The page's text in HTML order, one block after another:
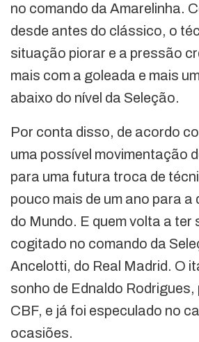
no comando da Amarelinha.
desde antes do clássico, o
situação piorar e a pressão
mais com a goleada e mais
abaixo do nível da Seleção.
Por conta disso, de acordo
uma possível movimentação
para uma futura troca de
pouco mais de um ano para a
do Mundo. E quem volta a ter
cogitado no comando da
Ancelotti, do Real Madrid. O
sonho de Ednaldo Rodrigues,
CBF, e já foi especulado no
ocasiões.